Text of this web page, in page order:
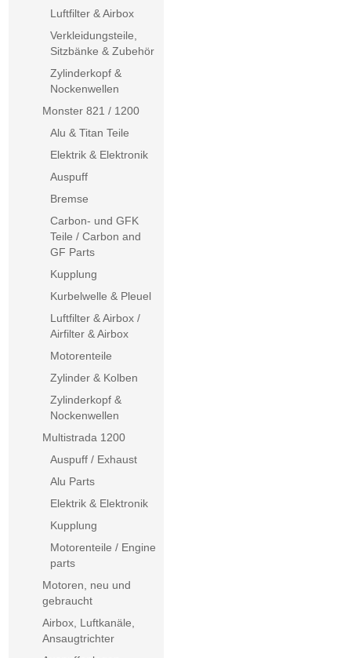
Luftfilter & Airbox
Verkleidungsteile,
Sitzbänke & Zubehör
Zylinderkopf &
Nockenwellen
Monster 821 / 1200
Alu & Titan Teile
Elektrik & Elektronik
Auspuff
Bremse
Carbon- und GFK
Teile / Carbon and
GF Parts
Kupplung
Kurbelwelle & Pleuel
Luftfilter & Airbox /
Airfilter & Airbox
Motorenteile
Zylinder & Kolben
Zylinderkopf &
Nockenwellen
Multistrada 1200
Auspuff / Exhaust
Alu Parts
Elektrik & Elektronik
Kupplung
Motorenteile / Engine
parts
Motoren, neu und
gebraucht
Airbox, Luftkanäle,
Ansaugtrichter